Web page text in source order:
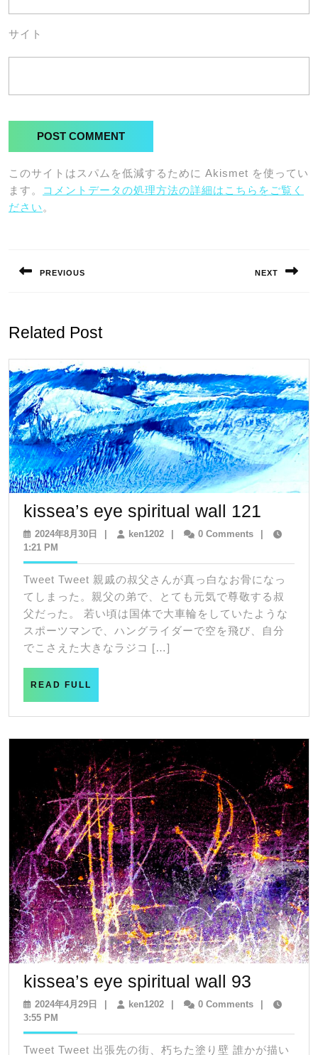
サイト
このサイトはスパムを低減するために Akismet を使ってい
ます。
コメントデータの処理方法の詳細はこちらをご覧く
ださい 。
ナ
ゲ
ー
シ
ョ
ン
PREVIOUS NEXT
Related Post
kissea’s eye spiritual wall 121
eye
wall
121
2024年8月30日 2024
月
30
日
| ken1202ken1202
| 0 Comments
|
1:21 PM
Tweet Tweet 親戚の叔父さんが真っ白なお骨になっ
てしまった。親父の弟で、とても元気で尊敬する叔
父だった。 若い頃は国体で大車輪をしていたような
スポーツマンで、ハングライダーで空を飛び、自分
でこさえた大きなラジコ […]
READ FULL
kissea’s eye spiritual wall 93
eye
wall
2024年4月29日
2024
月
ken1202ken12020 Comments
3:55 PM
Tweet Tweet 出張先の街、朽ちた塗り壁 誰かが描い